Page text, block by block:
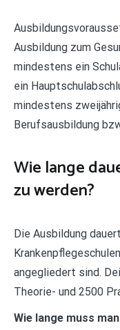
Ausbildung zum
mindestens ein
ein
mindestens
Berufsausbildung
Wie lange
zu werden?
Die Ausbildung
angegliedert sind.
Theorie- und 2500
Wie lange muss